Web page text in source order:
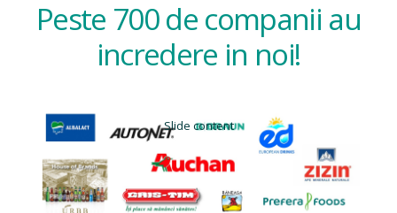
Peste 700 de companii au
incredere in noi!
Slide content